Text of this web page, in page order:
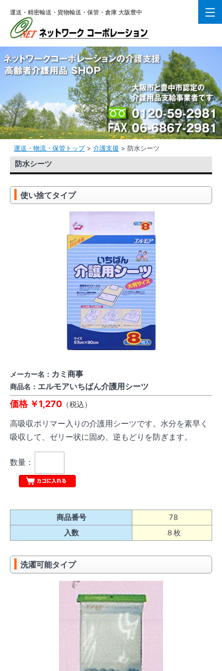
ン
ツ
へ
キ
ッ
プ
運送・精密輸送・貨物輸送・保管・倉庫 大阪豊中
運送・物流・保管トップ>介護支援 >防水シーツ
防水シーツ
使い捨てタイプ
メーカー名： カミ商事
商品名： エルモアいちばん介護用シーツ
価格 ￥1,270 （税込）
高吸収ポリマー入りの介護用シーツです。水分を素早く
吸収して、ゼリー状に固め、逆もどりを防ぎます。
数量：
商品番号
78
入数
８枚
洗濯可能タイプ